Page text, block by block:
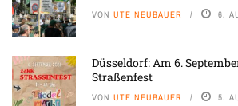
VON UTE NEUBAUER 6.
Düsseldorf: Am 6.
Straßenfest
VON UTE NEUBAUER 5.